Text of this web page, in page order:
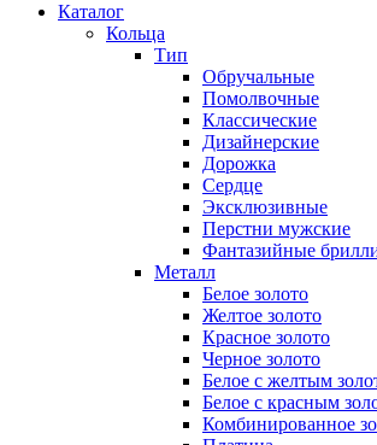
Каталог
Кольца
Тип
Обручальные
Помолвочные
Классические
Дизайнерские
Дорожка
Сердце
Эксклюзивные
Перстни мужские
Фантазийные
Металл
Белое золото
Желтое золото
Красное золото
Черное золото
Белое с желтым
Белое с красным
Комбинированное